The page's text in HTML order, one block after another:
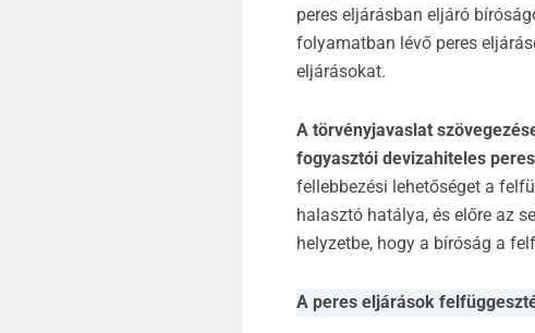
peres eljárásban eljáró
folyamatban lévő peres
eljárásokat.
A törvényjavaslat
fogyasztói devizahiteles
fellebbezési lehetőséget a
halasztó hatálya, és előre az
helyzetbe, hogy a bíróság a
A peres eljárások